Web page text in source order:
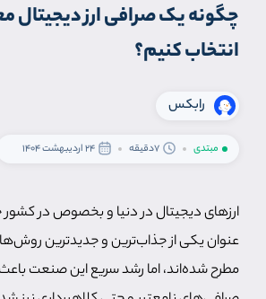
چگونه یک صرافی ارز دیجیتال
انتخاب کنیم؟
رابکس
مبتدی 7دقیقه 24 اردیبهشت 1404
ارزهای دیجیتال در دنیا و بخصوص در کشور
عنوان یکی از جذاب‌ترین و جدیدترین
مطرح شده‌اند، اما رشد سریع این صنعت